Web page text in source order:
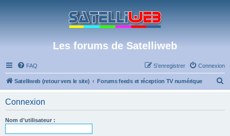
Les forums de Satelliweb
FAQ Connexion
S’enregistrer
Satelliweb (retour vers le site) Forums feeds et réception TV numérique
Connexion
Nom d’utilisateur :